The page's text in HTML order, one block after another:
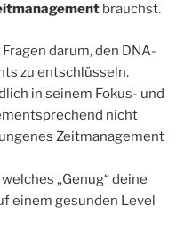
brauchst.
darum, den DNA-
zu entschlüsseln.
in seinem Fokus- und
nicht
Zeitmanagement
„Genug“ deine
einem gesunden Level